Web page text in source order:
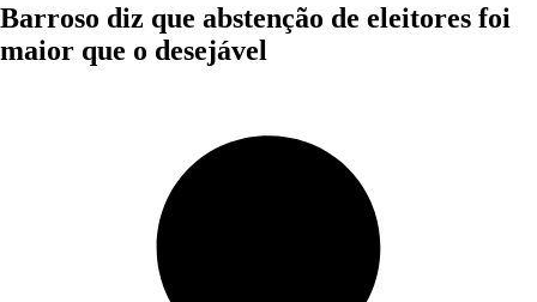
Barroso diz que abstenção de eleitores foi
maior que o desejável